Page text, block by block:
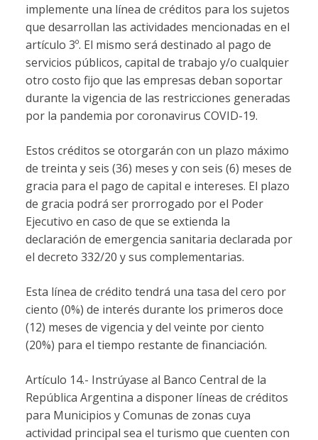
implemente una línea de créditos para los sujetos
que desarrollan las actividades mencionadas en el
artículo 3º. El mismo será destinado al pago de
servicios públicos, capital de trabajo y/o cualquier
otro costo fijo que las empresas deban soportar
durante la vigencia de las restricciones generadas
por la pandemia por coronavirus COVID-19.
Estos créditos se otorgarán con un plazo máximo
de treinta y seis (36) meses y con seis (6) meses de
gracia para el pago de capital e intereses. El plazo
de gracia podrá ser prorrogado por el Poder
Ejecutivo en caso de que se extienda la
declaración de emergencia sanitaria declarada por
el decreto 332/20 y sus complementarias.
Esta línea de crédito tendrá una tasa del cero por
ciento (0%) de interés durante los primeros doce
(12) meses de vigencia y del veinte por ciento
(20%) para el tiempo restante de financiación.
Artículo 14.- Instrúyase al Banco Central de la
República Argentina a disponer líneas de créditos
para Municipios y Comunas de zonas cuya
actividad principal sea el turismo que cuenten con